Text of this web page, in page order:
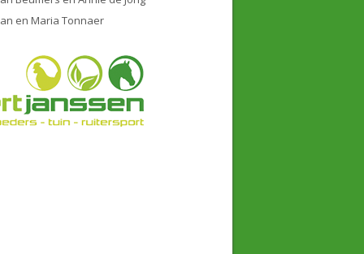
en Maria Tonnaer